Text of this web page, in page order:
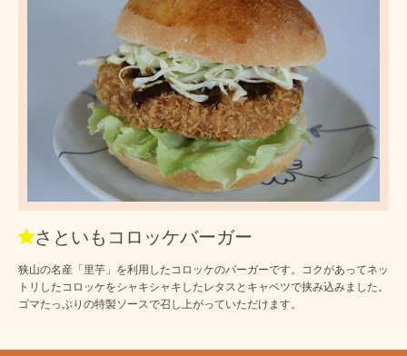
さといもコロッケバーガー
狭山の名産「里芋」を利用したコロッケのバーガーです。コクがあってネッ
トリしたコロッケをシャキシャキしたレタスとキャベツで挟み込みました。
ゴマたっぷりの特製ソースで召し上がっていただけます。